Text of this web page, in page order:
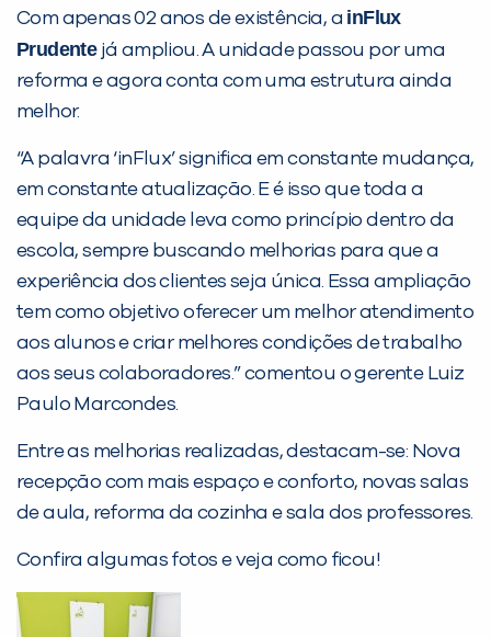
Com apenas 02 anos de existência, a inFlux
Prudentejá ampliou. A unidade passou por uma
reforma e agora conta com uma estrutura ainda
melhor.
“A palavra ‘inFlux’ significa em constante mudança,
em constante atualização. E é isso que toda a
equipe da unidade leva como princípio dentro da
escola, sempre buscando melhorias para que a
experiência dos clientes seja única. Essa ampliação
tem como objetivo oferecer um melhor atendimento
aos alunos e criar melhores condições de trabalho
aos seus colaboradores.” comentou o gerente Luiz
Paulo Marcondes.
Entre as melhorias realizadas, destacam-se: Nova
recepção com mais espaço e conforto, novas salas
de aula, reforma da cozinha e sala dos professores.
Confira algumas fotos e veja como ficou!
PEÇA UMA DEMONSTRAÇÃO DE MÉTODO
Desculpe!
Não encontramos nenhuma unidade
inFlux nesta cidade ou bairro que
você digitou.
já vamos te colocar em contato